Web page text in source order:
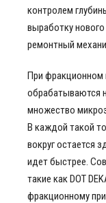
контролем
выработку
ремонтный
При фракционном
обрабатываются
множество
В каждой такой
вокруг остается
идет быстрее.
такие как DOT
фракционному